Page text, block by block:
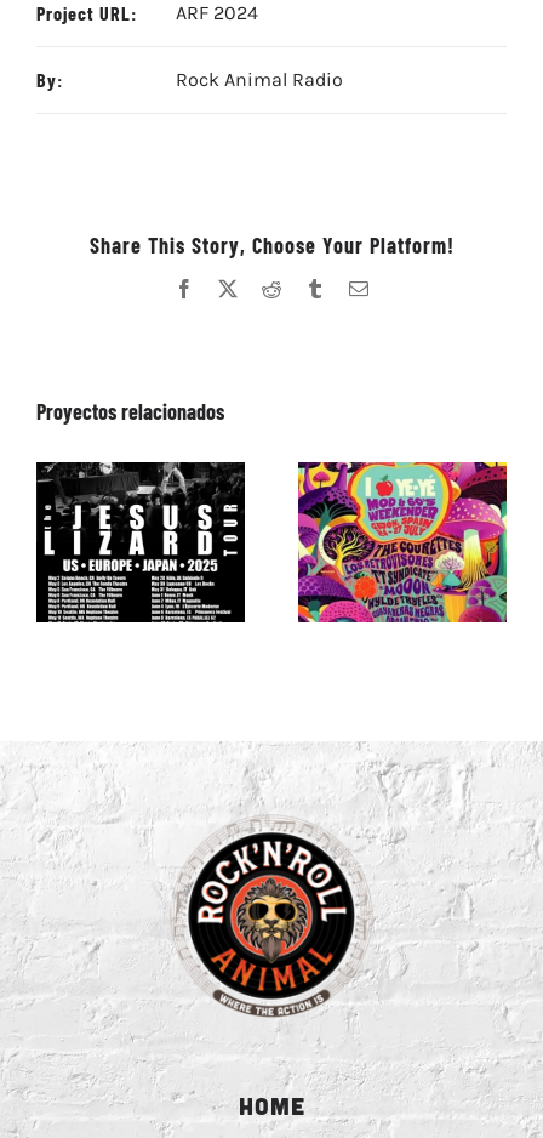
Project URL: ARF 2024
By: Rock Animal Radio
Share This Story, Choose Your Platform!
Facebook Reddit TumblrCorreo
Proyectos relacionados
HOME